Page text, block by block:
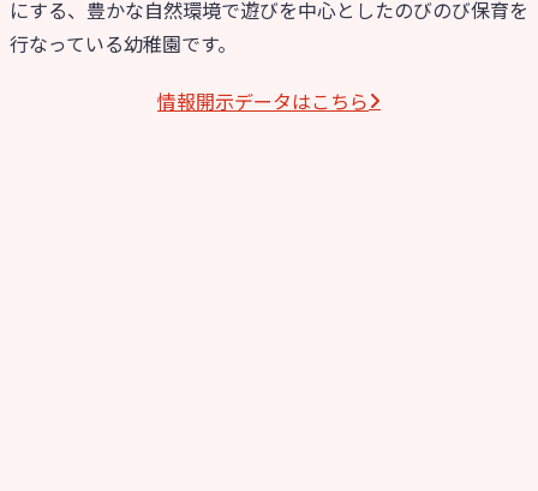
にする、豊かな自然環境で遊びを中心としたのびのび保育を
行なっている幼稚園です。
情報開⽰データはこちら